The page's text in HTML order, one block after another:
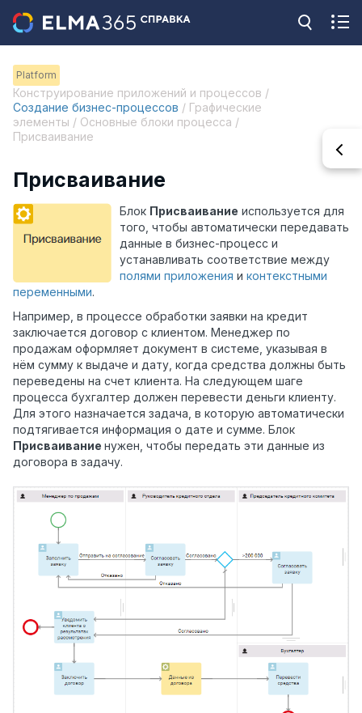
Platform
Конструирование приложений и процессов /
Создание бизнес-процессов / Графические
элементы / Основные блоки процесса /
Присваивание
Присваивание
Блок Присваивание используется для
того, чтобы автоматически передавать
данные в бизнес-процесс и
устанавливать соответствие между
полями приложения и контекстными
переменными.
Например, в процессе обработки заявки на кредит
заключается договор с клиентом. Менеджер по
продажам оформляет документ в системе, указывая в
нём сумму к выдаче и дату, когда средства должны быть
переведены на счет клиента. На следующем шаге
процесса бухгалтер должен перевести деньги клиенту.
Для этого назначается задача, в которую автоматически
подтягивается информация о дате и сумме. Блок
Присваивание нужен, чтобы передать эти данные из
договора в задачу.